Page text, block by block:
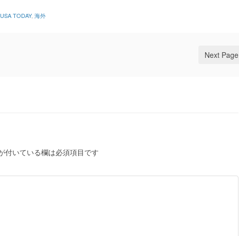
TODAY, 海外
Next Page
付いている欄は必須項目です